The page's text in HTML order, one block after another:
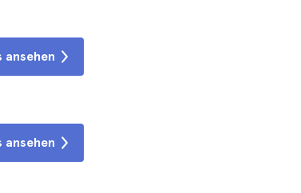
ansehen
ansehen